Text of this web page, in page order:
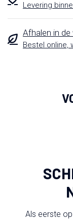
Levering
Afhalen in de
Bestel online,
Als eerste